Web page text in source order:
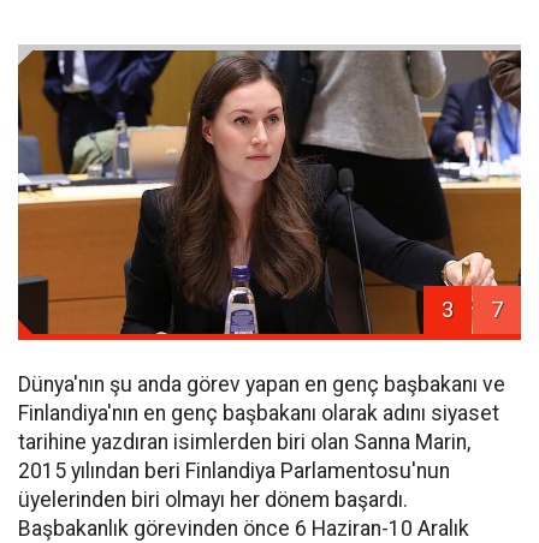
3 7
Dünya'nın şu anda görev yapan en genç başbakanı ve
Finlandiya'nın en genç başbakanı olarak adını siyaset
tarihine yazdıran isimlerden biri olan Sanna Marin,
2015 yılından beri Finlandiya Parlamentosu'nun
üyelerinden biri olmayı her dönem başardı.
Başbakanlık görevinden önce 6 Haziran-10 Aralık